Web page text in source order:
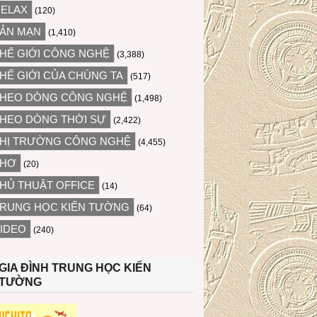
(120)
MẠN (1,410)
GIỚI CÔNG NGHỆ (3,388)
GIỚI CỦA CHÚNG TA (517)
DÒNG CÔNG NGHỆ (1,498)
DÒNG THỜI SỰ (2,422)
TRƯỜNG CÔNG NGHỆ (4,455)
(20)
THUẬT OFFICE (14)
HỌC KIẾN TƯỜNG (64)
(240)
ĐÌNH TRUNG HỌC KIẾN